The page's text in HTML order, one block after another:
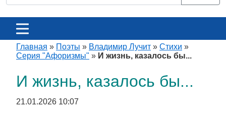
Главная » Поэты » Владимир Лучит » Стихи »
Серия "Афоризмы" » И жизнь, казалось бы...
И жизнь, казалось бы...
21.01.2026 10:07